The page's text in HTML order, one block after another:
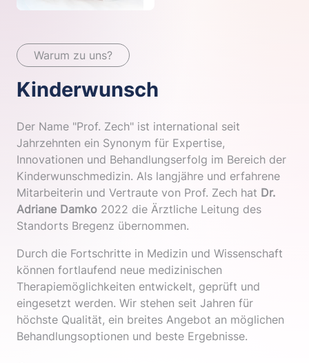
Warum zu uns?
Kinderwunsch
Der Name "Prof. Zech" ist international seit
Jahrzehnten ein Synonym für Expertise,
Innovationen und Behandlungserfolg im Bereich der
Kinderwunschmedizin. Als langjähre und erfahrene
Mitarbeiterin und Vertraute von Prof. Zech hat Dr.
Adriane Damko 2022 die Ärztliche Leitung des
Standorts Bregenz übernommen.
Durch die Fortschritte in Medizin und Wissenschaft
können fortlaufend neue medizinischen
Therapiemöglichkeiten entwickelt, geprüft und
eingesetzt werden. Wir stehen seit Jahren für
höchste Qualität, ein breites Angebot an möglichen
Behandlungsoptionen und beste Ergebnisse.